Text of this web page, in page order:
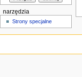
narzędzia
Strony specjalne